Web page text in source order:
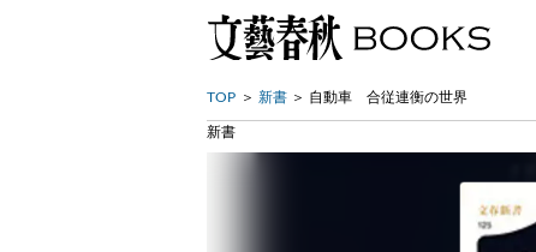
TOP 新書 自動車 合従連衡の世界
新書